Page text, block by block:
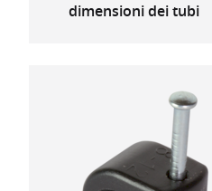
dimensioni dei tubi